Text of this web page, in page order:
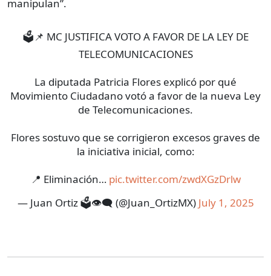
manipulan”.
🗳📌 MC JUSTIFICA VOTO A FAVOR DE LA LEY DE
TELECOMUNICACIONES
La diputada Patricia Flores explicó por qué
Movimiento Ciudadano votó a favor de la nueva Ley
de Telecomunicaciones.
Flores sostuvo que se corrigieron excesos graves de
la iniciativa inicial, como:
📍 Eliminación… pic.twitter.com/zwdXGzDrlw
— Juan Ortiz 🗳️👁‍🗨 (@Juan_OrtizMX) July 1, 2025